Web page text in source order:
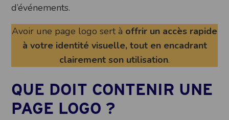
d’événements.
Avoir une page logo sert à offrir un accès rapide
à votre identité visuelle, tout en encadrant
clairement son utilisation.
QUE DOIT CONTENIR UNE
PAGE LOGO ?